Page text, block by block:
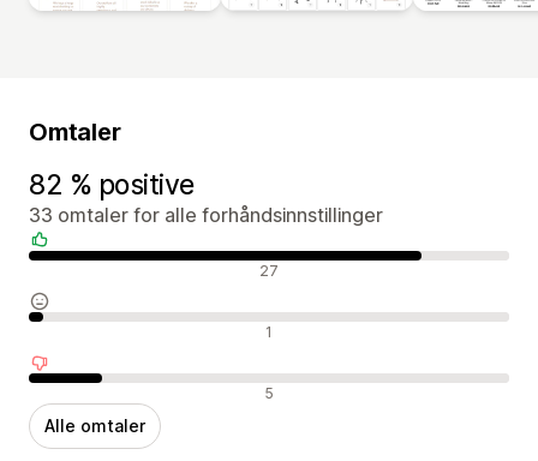
Omtaler
82 % positive
33 omtaler for alle forhåndsinnstillinger
Positive omtaler 27
Nøytrale omtaler 1
Negative omtaler 5
Alle omtaler